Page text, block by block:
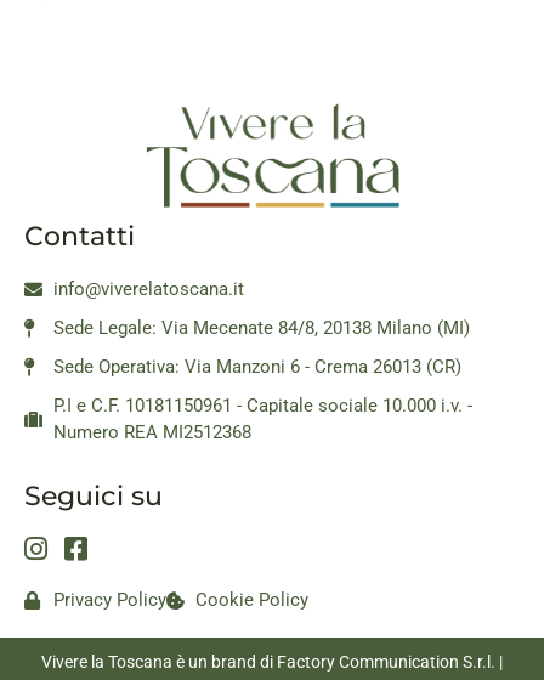
Contatti
info@viverelatoscana.it
Sede Legale: Via Mecenate 84/8, 20138 Milano (MI)
Sede Operativa: Via Manzoni 6 - Crema 26013 (CR)
P.I e C.F. 10181150961 - Capitale sociale 10.000 i.v. -
Numero REA MI2512368
Seguici su
Privacy Policy Cookie Policy
Vivere la Toscana è un brand di Factory Communication S.r.l. |